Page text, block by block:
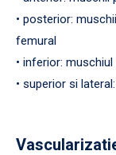
• posterior:
femural
• inferior:
• superior si